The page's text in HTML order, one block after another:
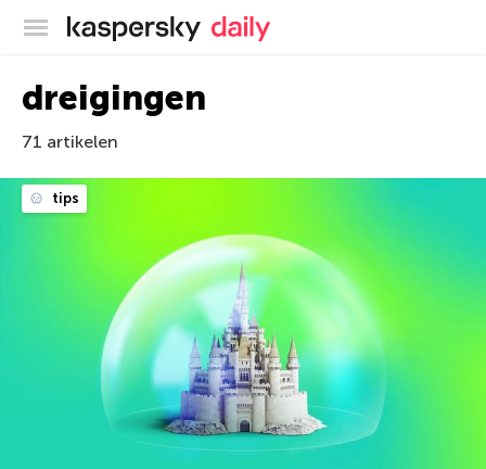
Kaspersky official blog
dreigingen
71 artikelen
tips